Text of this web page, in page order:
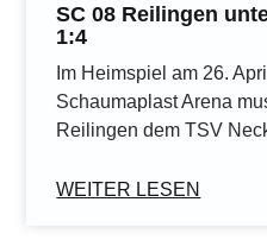
SC 08 Reilingen
1:4
Im Heimspiel am 26.
Schaumaplast Arena
Reilingen dem TSV
WEITER LESEN